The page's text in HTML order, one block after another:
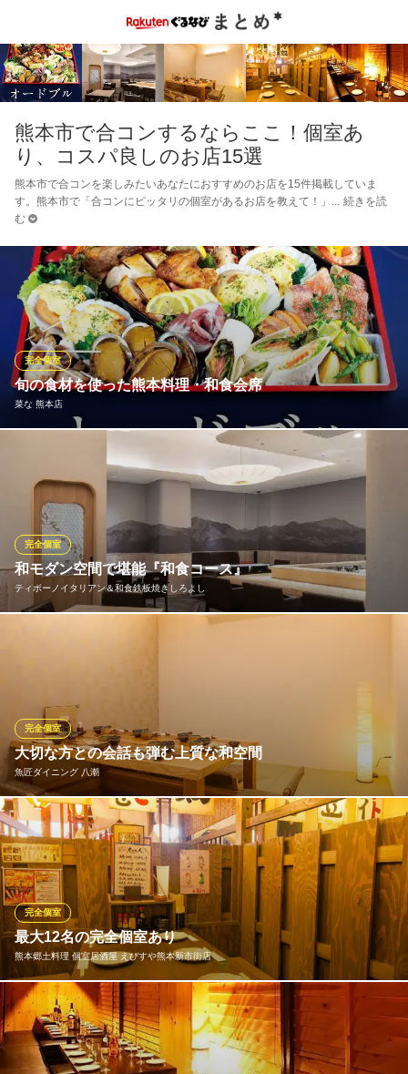
熊本市で合コンするならここ！個室あ
り、コスパ良しのお店15選
熊本市で合コンを楽しみたいあなたにおすすめのお店を15件掲載していま
す。熊本市で「合コンにピッタリの個室があるお店を教えて！」
続きを読
む
旬の食材を使った熊本料理・和食会席
菜な 熊本店
完全個室
会席9品飲放付き5500円（税込）。約50種類の旬の素材を使用し
た贅を尽くした創作和食の数々。長年修行を積んだ料理人の技が
冴える彩りも鮮やかな目でも楽しめるコースです。
菜な 熊本店
郷土料理・和食
熊本市電辛島町電停 徒歩3分
熊本県熊本市中央区新市街2-8
和モダン空間で堪能『和食コース』
ティボーノイタリアン＆和食鉄板焼きしろよし
完全個室
をすべて味わえる贅沢な『天守閣コース』は、当店自慢の新鮮な
て馬肉のたたきの3品を含んだ、全10品をお愉しみいただけます。
ティボーノイタリアン＆和食鉄板焼きしろよし
個室完備和食と鉄板焼き
熊本市電Ａ系統辛島町駅 徒歩2分
熊本県熊本市中央区新市街8-7
大切な方との会話も弾む上質な和空間
魚匠ダイニング 八潮
完全個室
優しい光に包まれた温もりある佇まいが特長の完全個室をご用
意。他のお客様と距離を保ちながらゆったりと、安全にお食事が
楽しめる空間となっております。また当店では感染防止対策とし
て、入口やトイレ近くに自動噴射型消毒液を設置。また、3密を避
けるため席数を制限し、全席にアクリル板を設置しております。
魚匠ダイニング 八潮
活魚問屋直営の居酒屋
熊本市電通町筋電停 徒歩2分
熊本県熊本市中央区下通1-3-1 2F
最大12名の完全個室あり
熊本郷土料理 個室居酒屋 えびすや熊本新市街店
完全個室
少人数から大人数まで完全個室完備！2名から最大12名までの完全
個室をご用意！ 大人数の幹事様にはさらにお得なクーポン！ 6名
様以上で最大3名無料のクーポンも配布中♪